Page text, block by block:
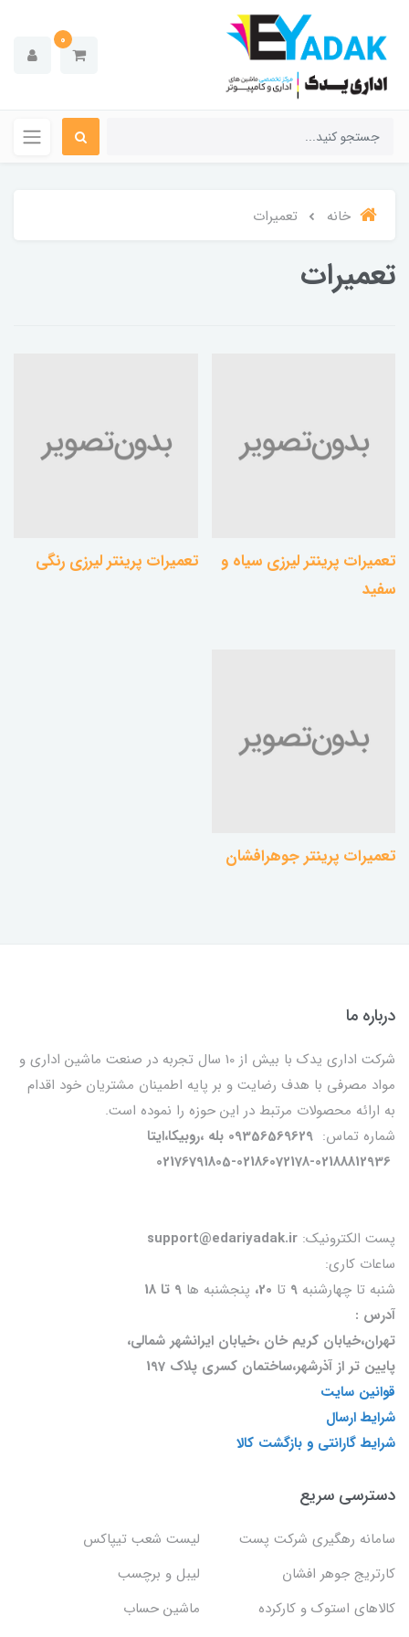
0
خانه تعمیرات
تعمیرات
تعمیرات پرینتر لیرزی سیاه و
سفید
تعمیرات پرینتر لیرزی رنگی
تعمیرات پرینتر جوهرافشان
درباره ما
شرکت اداری یدک با بیش از 10 سال تجربه در صنعت ماشین اداری و
مواد مصرفی با هدف رضایت و بر پایه اطمینان مشتریان خود اقدام
به ارائه محصولات مرتبط در این حوزه را نموده است.
شماره تماس: 09356569629 بله ،روبیکا،ایتا
02176791805-02186072178-02188812936
پست الکترونیک:
ساعات کاری:
شنبه تا چهارشنبه 9 تا 20، پنجشنبه ها
آدرس :
تهران،خیابان کریم خان ،خیابان ایرانشهر شمالی،
پایین تر از آذرشهر،ساختمان کسری پلاک 197
قوانین سایت
شرایط ارسال
شرایط گارانتی و بازگشت کالا
دسترسی سریع
سامانه رهگیری شرکت پست
لیست شعب تیپاکس
کارتریج جوهر افشان
لیبل و برچسب
کالاهای استوک و کارکرده
ماشین حساب